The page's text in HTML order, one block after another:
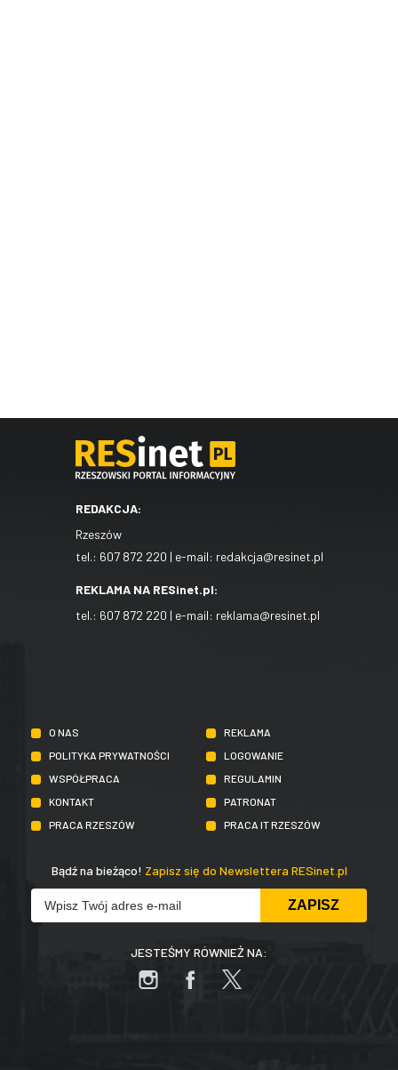
REDAKCJA:
Rzeszów
tel.: 607 872 220 | e-mail: redakcja@resinet.pl
REKLAMA NA RESinet.pl:
tel.: 607 872 220 | e-mail: reklama@resinet.pl
O NAS
REKLAMA
POLITYKA PRYWATNOŚCI
LOGOWANIE
WSPÓŁPRACA
REGULAMIN
KONTAKT
PATRONAT
PRACA RZESZÓW
PRACA IT RZESZÓW
Bądź na bieżąco! Zapisz się do Newslettera RESinet.pl
JESTEŚMY RÓWNIEŻ NA: